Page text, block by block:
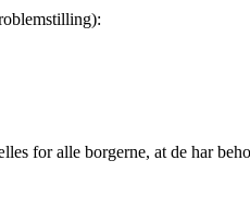
for alle borgerne, at de har